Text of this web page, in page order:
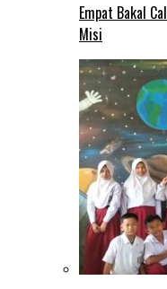
Empat Bakal
Misi